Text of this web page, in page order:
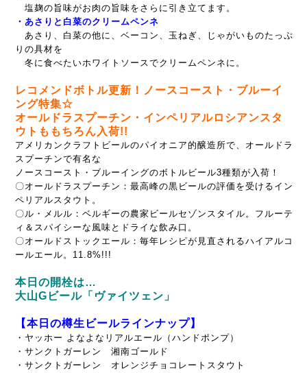
塩麹の旨味がお肉の旨味をさらに引き立てます。
・あさりと白菜のクリームペンネ
あさり、白菜の他に、ベーコン、玉ねぎ、じゃがいものたっぷ
りの具材を
冬に食べたいホワイトソースでクリームペンネに。
レコメンドボトル更新！ノースコースト・ブルーイ
ング特集☆
オールドラスプーチン・インペリアルロシアンスタ
ウトももちろん入荷!!
アメリカンクラフトビールのパイオニア的醸造所で、オールドラ
スプーチンで有名な
ノースコースト・ブルーイングのボトルビール3種類が入荷！
〇オールドラスプーチン：最高峰の黒ビールの評価を受けるイン
ペリアルスタウト。
〇ル・メルル：ベルギーの農家ビールセゾンスタイル。フルーテ
ィ＆スパイシーな風味とドライな飲み口。
〇オールドストックエール：毎年レシピが見直されるハイアルコ
ールエール。11.8%!!!
本日の開栓は…
大山Gビール「ヴァイツェン」
【本日の樽生ビールラインナップ】
・ヤッホー よなよなリアルエール（ハンドポンプ）
・サンクトガーレン 湘南ゴールド
・サンクトガーレン オレンジチョコレートスタウト